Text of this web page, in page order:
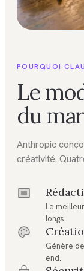
POURQUOI
Le
du
Anthropic
créativité.
Le
longs.
Génère
end.